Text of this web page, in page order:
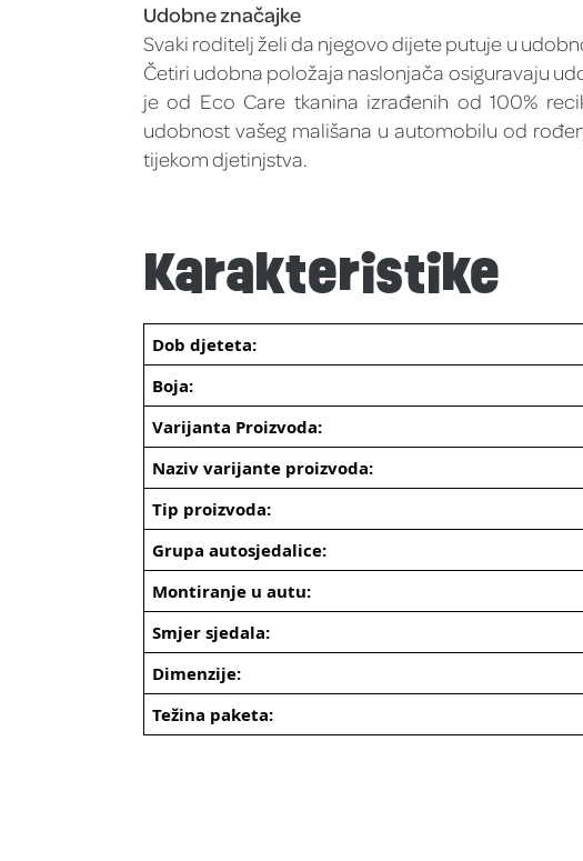
Udobne značajke
Svaki roditelj želi da njegovo dijete putuje u
Četiri udobna položaja naslonjača osiguravaju
je od Eco Care tkanina izrađenih od 100%
udobnost vašeg mališana u automobilu od
tijekom djetinjstva.
Karakteristike
Dob djeteta:
Boja:
Varijanta Proizvoda:
Naziv varijante proizvoda:
Tip proizvoda:
Grupa autosjedalice:
Montiranje u autu:
Smjer sjedala:
Dimenzije:
Težina paketa: